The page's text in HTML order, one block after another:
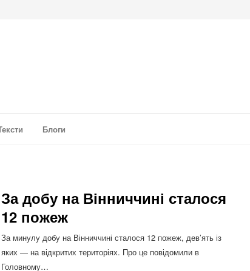
Блоги
За добу на Вінниччині сталося
12 пожеж
За минулу добу на Вінниччині сталося 12 пожеж, дев’ять із
яких — на відкритих територіях. Про це повідомили в
Головному…